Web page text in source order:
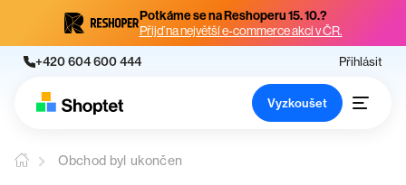
Potkáme se na Reshoperu 15. 10.?
Přijď na největší e-commerce akci v ČR.
+420 604 600 444 Přihlásit
Vyzkoušet
Obchod byl ukončen